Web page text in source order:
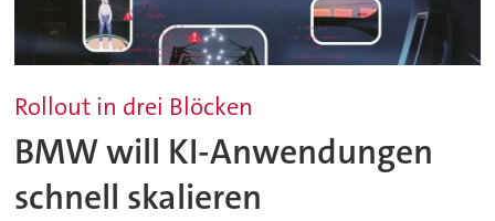
Rollout in drei Blöcken
BMW will KI-Anwendungen
schnell skalieren